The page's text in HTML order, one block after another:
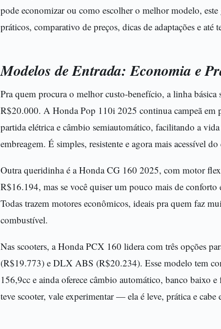
pode economizar ou como escolher o melhor modelo,
práticos, comparativo de preços, dicas de adaptações e
Modelos de Entrada: Economia e
Pra quem procura o melhor custo-benefício, a linha
R$20.000. A Honda Pop 110i 2025 continua campeã em
partida elétrica e câmbio semiautomático, facilitando a
embreagem. É simples, resistente e agora mais acessível
Outra queridinha é a Honda CG 160 2025, com motor
R$16.194, mas se você quiser um pouco mais de
Todas trazem motores econômicos, ideais pra quem faz
combustível.
Nas scooters, a Honda PCX 160 lidera com três opções
(R$19.773) e DLX ABS (R$20.234). Esse modelo tem
156,9cc e ainda oferece câmbio automático, banco baixo
teve scooter, vale experimentar — ela é leve, prática e cabe